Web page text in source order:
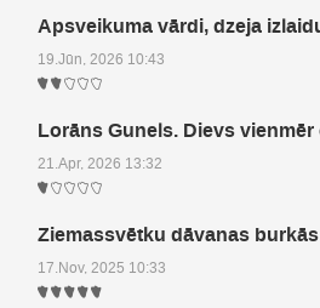
Apsveikuma vārdi, dzeja
19.Jūn, 2026 10:43
Lorāns Gunels. Dievs
21.Apr, 2026 13:32
Ziemassvētku dāvanas burkās
17.Nov, 2025 10:33